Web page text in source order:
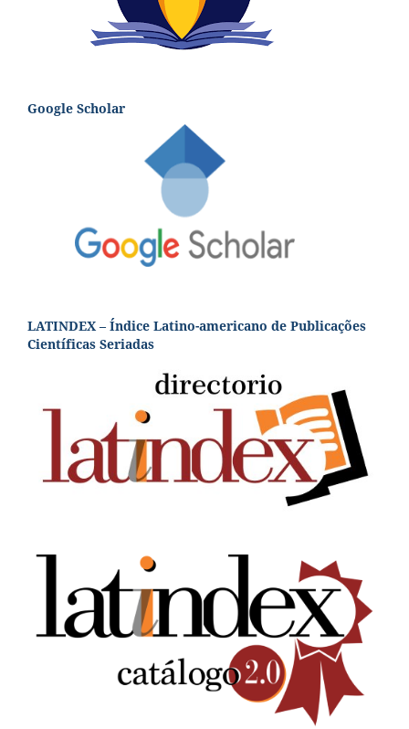
Google Scholar
LATINDEX – Índice Latino-americano de Publicações
Científicas Seriadas